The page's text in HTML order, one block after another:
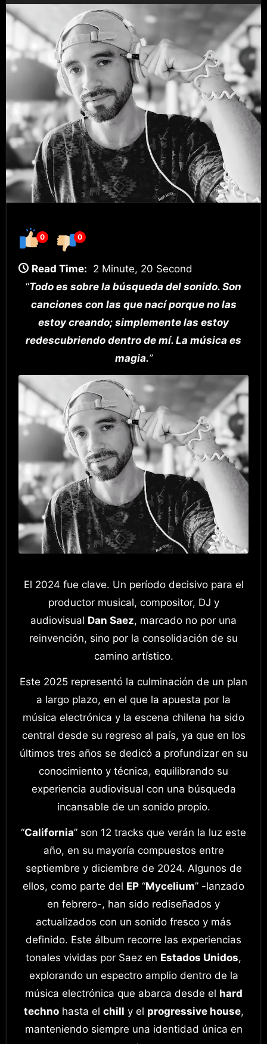
0 0
Read Time: 2 Minute, 20 Second
“Todo es sobre la búsqueda del sonido. Son
canciones con las que nací porque no las
estoy creando; simplemente las estoy
redescubriendo dentro de mí. La música es
magia.”
El 2024 fue clave. Un período decisivo para el
productor musical, compositor, DJ y
audiovisual Dan Saez, marcado no por una
reinvención, sino por la consolidación de su
camino artístico.
Este 2025 representó la culminación de un plan
a largo plazo, en el que la apuesta por la
música electrónica y la escena chilena ha sido
central desde su regreso al país, ya que en los
últimos tres años se dedicó a profundizar en su
conocimiento y técnica, equilibrando su
experiencia audiovisual con una búsqueda
incansable de un sonido propio.
“California” son 12 tracks que verán la luz este
año, en su mayoría compuestos entre
septiembre y diciembre de 2024. Algunos de
ellos, como parte del EP “Mycelium” -lanzado
en febrero-, han sido rediseñados y
actualizados con un sonido fresco y más
definido. Este álbum recorre las experiencias
tonales vividas por Saez en Estados Unidos,
explorando un espectro amplio dentro de la
música electrónica que abarca desde el hard
technohasta el chill y el progressive house,
manteniendo siempre una identidad única en